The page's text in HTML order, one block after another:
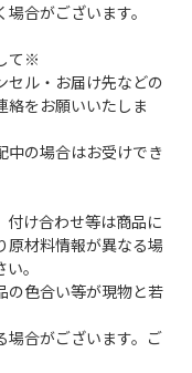
合がございます。
て※
セル・お届け先などの
絡をお願いいたしま
中の場合はお受けでき
け合わせ等は商品に
原材料情報が異なる場
。
色合い等が現物と若
合がございます。ご